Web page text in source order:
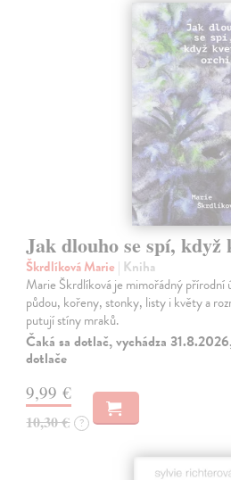
Jak dlouho se spí, když
Škrdlíková Marie | Kniha
Marie Škrdlíková je mimořádný přírodní
půdou, kořeny, stonky, listy i květy a
putují stíny mraků.
Čaká sa dotlač, vychádza
dotlače
9,99 €
10,30 € ?